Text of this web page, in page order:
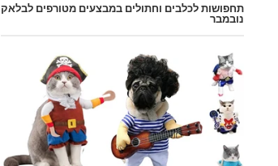
תחפושות לכלבים וחתולים במבצעים מטורפים לבלאק
נובמבר